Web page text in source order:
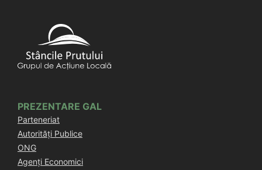
PREZENTARE GAL
Parteneriat
Autorități Publice
ONG
Agenți Economici